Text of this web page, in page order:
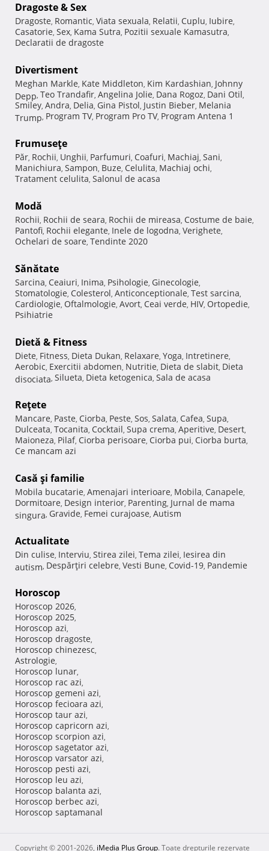
Dragoste & Sex
Dragoste, Romantic, Viata sexuala, Relatii, Cuplu, Iubire,
Casatorie, Sex, Kama Sutra, Pozitii sexuale Kamasutra,
Declaratii de dragoste
Divertisment
Meghan Markle, Kate Middleton, Kim Kardashian, Johnny
Depp, Teo Trandafir, Angelina Jolie, Dana Rogoz, Dani Otil,
Smiley, Andra, Delia, Gina Pistol, Justin Bieber, Melania
Trump, Program TV, Program Pro TV, Program Antena 1
Frumuseţe
Păr, Rochii, Unghii, Parfumuri, Coafuri, Machiaj, Sani,
Manichiura, Sampon, Buze, Celulita, Machiaj ochi,
Tratament celulita, Salonul de acasa
Modă
Rochii, Rochii de seara, Rochii de mireasa, Costume de baie,
Pantofi, Rochii elegante, Inele de logodna, Verighete,
Ochelari de soare, Tendinte 2020
Sănătate
Sarcina, Ceaiuri, Inima, Psihologie, Ginecologie,
Stomatologie, Colesterol, Anticonceptionale, Test sarcina,
Cardiologie, Oftalmologie, Avort, Ceai verde, HIV, Ortopedie,
Psihiatrie
Dietă & Fitness
Diete, Fitness, Dieta Dukan, Relaxare, Yoga, Intretinere,
Aerobic, Exercitii abdomen, Nutritie, Dieta de slabit, Dieta
disociata, Silueta, Dieta ketogenica, Sala de acasa
Reţete
Mancare, Paste, Ciorba, Peste, Sos, Salata, Cafea, Supa,
Dulceata, Tocanita, Cocktail, Supa crema, Aperitive, Desert,
Maioneza, Pilaf, Ciorba perisoare, Ciorba pui, Ciorba burta,
Ce mancam azi
Casă şi familie
Mobila bucatarie, Amenajari interioare, Mobila, Canapele,
Dormitoare, Design interior, Parenting, Jurnal de mama
singura, Gravide, Femei curajoase, Autism
Actualitate
Din culise, Interviu, Stirea zilei, Tema zilei, Iesirea din
autism, Despărţiri celebre, Vesti Bune, Covid-19, Pandemie
Horoscop
Horoscop 2026,
Horoscop 2025,
Horoscop azi,
Horoscop dragoste,
Horoscop chinezesc,
Astrologie,
Horoscop lunar,
Horoscop rac azi,
Horoscop gemeni azi,
Horoscop fecioara azi,
Horoscop taur azi,
Horoscop capricorn azi,
Horoscop scorpion azi,
Horoscop sagetator azi,
Horoscop varsator azi,
Horoscop pesti azi,
Horoscop leu azi,
Horoscop balanta azi,
Horoscop berbec azi,
Horoscop saptamanal
Copyright © 2001-2026, iMedia Plus Group. Toate drepturile rezervate